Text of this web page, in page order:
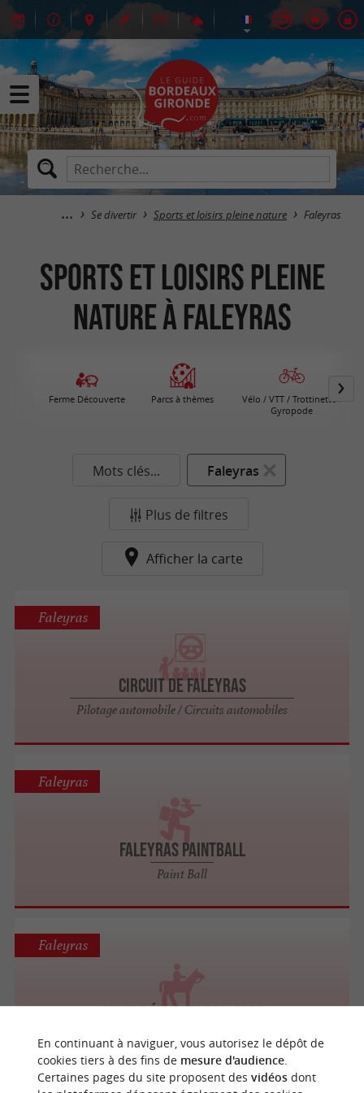
Se divertir Sports et loisirs pleine nature Faleyras
Sports et loisirs pleine
nature à Faleyras
Ferme Découverte Parcs à thèmes
Vélo / VTT / Trottinette /
Gyropode
Mots clés... Faleyras
Plus de filtres
Afficher la carte
Circuit de Faleyras
Pilotage automobile / Circuits automobiles
Faleyras
Faleyras Paintball
Paint Ball
Faleyras
Centre équestre du Cros
Centres Équestres à Faleyras
Faleyras
En continuant à naviguer, vous autorisez le dépôt de
cookies tiers à des fins de mesure d'audience.
Certaines pages du site proposent des vidéosdont